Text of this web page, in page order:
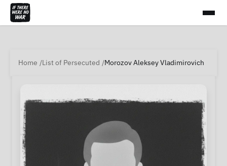
Home List of Persecuted Morozov Aleksey Vladimirovich